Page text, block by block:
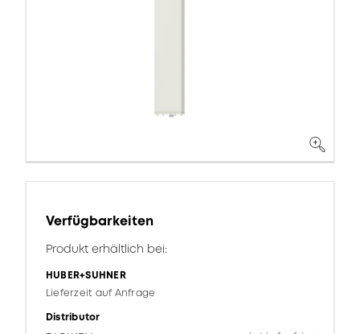
Verfügbarkeiten
Produkt erhältlich bei:
HUBER+SUHNER
Lieferzeit auf Anfrage
Distributor